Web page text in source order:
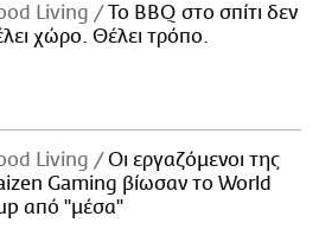
Living
Το BBQ στο σπίτι δεν
χώρο. Θέλει τρόπο.
Living
Οι εργαζόμενοι της
Gaming βίωσαν το World
από "μέσα"